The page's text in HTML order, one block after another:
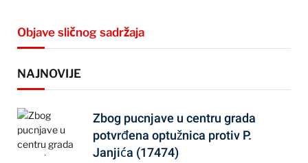
Objave sličnog sadržaja
NAJNOVIJE
Zbog pucnjave u centru grada
potvrđena optužnica protiv P.
Janjića (17474)